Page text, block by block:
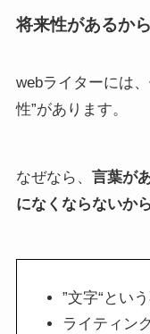
将来性があるから
webライターには
性”があります。
なぜなら、 言葉が
になくならないから
”文字“とい
ライティン